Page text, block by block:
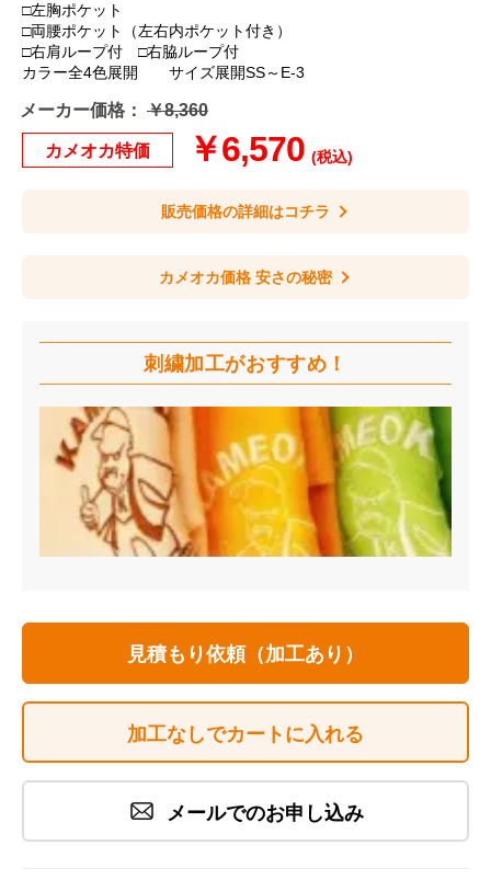
□左胸ポケット
□両腰ポケット（左右内ポケット付き）
□右肩ループ付 □右脇ループ付
カラー全4色展開 サイズ展開SS～E-3
メーカー価格： ￥8,360
カメオカ特価 ￥6,570 (税込)
販売価格の詳細はコチラ
カメオカ価格 安さの秘密
刺繍加工がおすすめ！
見積もり依頼（加工あり）
加工なしでカートに入れる
メールでのお申し込み